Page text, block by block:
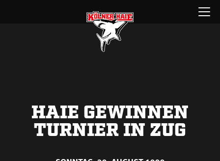
Menü
öffnen
HAIE GEWINNEN
TURNIER IN ZUG